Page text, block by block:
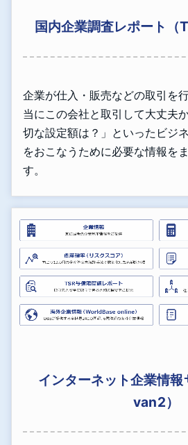
国内企業調査レポート（
企業が仕入・販売などの取引を
当にこの会社と取引して大丈夫
切な設定額は？」といったビジ
をおこなうために必要な情報を
す。
インターネット企業情
van2）